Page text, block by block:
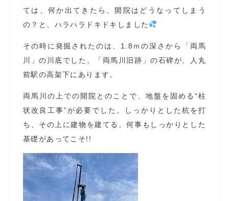
ては、何か出てきたら、開院はどうなってしまう
の？と、ハラハラドキドキしました
その時に発掘されたのは、1.8ｍの深さから「両馬
川」の川底でした。「両馬川旧跡」の石碑が、人丸
前駅の高架下にあります。
両馬川の上での開院とのことで、地盤を固める”柱
状改良工事”が必要でした。しっかりとした杭を打
ち、その上に建物を建てる。何事もしっかりとした
基礎があってこそ!!